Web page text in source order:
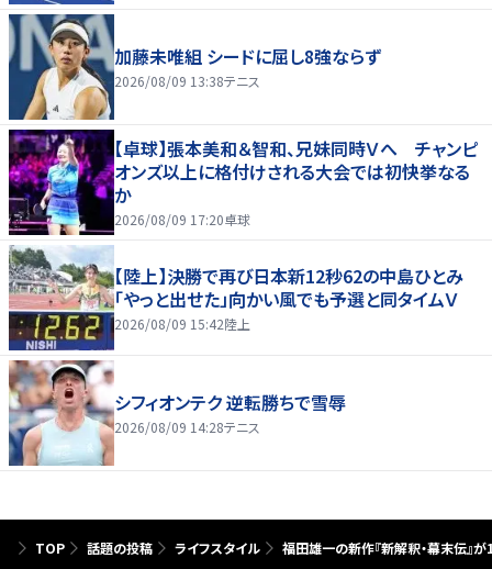
加藤未唯組 シードに屈し8強ならず
2026/08/09 13:38テニス
【卓球】張本美和＆智和、兄妹同時Ｖへ チャンピ
オンズ以上に格付けされる大会では初快挙なる
か
2026/08/09 17:20卓球
【陸上】決勝で再び日本新12秒62の中島ひとみ
「やっと出せた」向かい風でも予選と同タイムＶ
2026/08/09 15:42陸上
シフィオンテク 逆転勝ちで雪辱
2026/08/09 14:28テニス
TOP 話題の投稿 ライフスタイル 福田雄一の新作『新解釈・幕末伝